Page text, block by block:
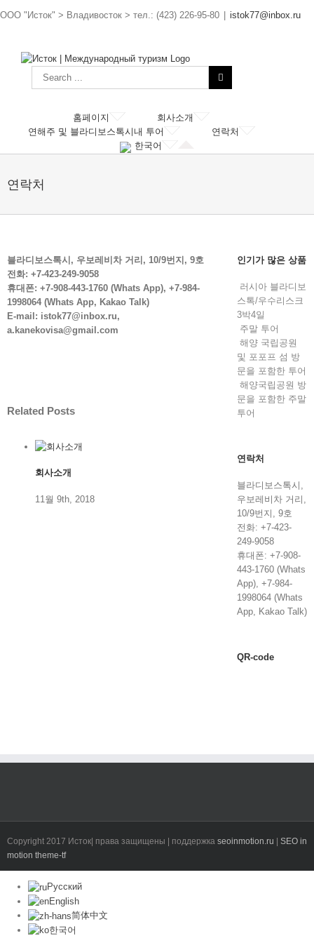
ООО "Исток" > Владивосток > тел.: (423) 226-95-80 istok77@inbox.ru
홈페이지
회사소개
연해주 및 블라디보스톡시내 투어
연락처
한국어
연락처
블라디보스톡시, 우보레비차 거리, 10/9번지, 9호
전화: +7-423-249-9058
휴대폰: +7-908-443-1760 (Whats App), +7-984-
1998064 (Whats App, Kakao Talk)
E-mail: istok77@inbox.ru,
a.kanekovisa@gmail.com
Related Posts
회사소개
11월 9th, 2018
인기가 많은 상품
러시아 블라디보
스톡/우수리스크
3박4일
주말 투어
해양 국립공원
및 포포프 섬 방
문을 포함한 투어
해양국립공원 방
문을 포함한 주말
투어
연락처
블라디보스톡시,
우보레비차 거리,
10/9번지, 9호
전화: +7-423-
249-9058
휴대폰: +7-908-
443-1760 (Whats
App), +7-984-
1998064 (Whats
App, Kakao Talk)
QR-code
Copyright 2017 Исток| права защищены | поддержка seoinmotion.ru
SEO in
motion theme-tf
Русский
English
简体中文
한국어